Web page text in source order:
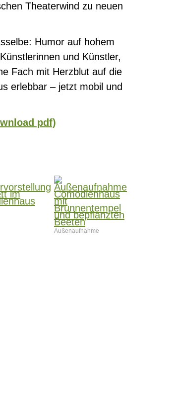
Theaterwind zu neuen
Humor auf hohem
und Künstler,
Fach mit Herzblut auf die
erlebbar – jetzt mobil und
pdf)
Außenaufnahme